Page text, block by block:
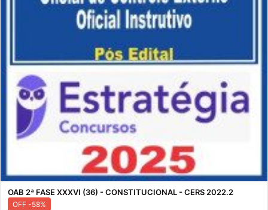
OAB 2ª FASE XXXVI (36) - CONSTITUCIONAL - CERS 2022.2
OFF -58%